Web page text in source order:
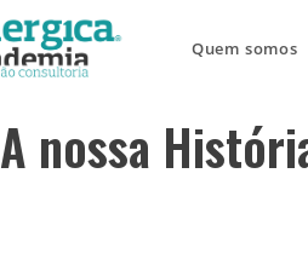
Quem somos
A nossa